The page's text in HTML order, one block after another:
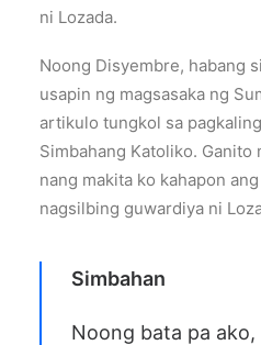
ni Lozada.
Noong Disyembre, habang
usapin ng magsasaka ng
artikulo tungkol sa
Simbahang Katoliko. Ganito
nang makita ko kahapon
nagsilbing guwardiya ni
Simbahan
Noong bata pa